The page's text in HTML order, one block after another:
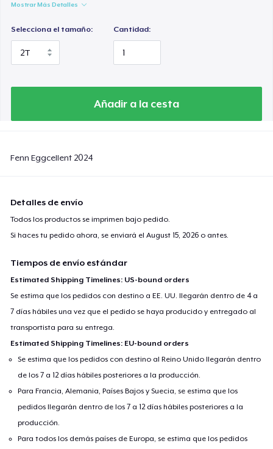
Mostrar Más Detalles
Selecciona el tamaño: Cantidad:
Añadir a la cesta
Fenn Eggcellent 2024
Detalles de envío
Todos los productos se imprimen bajo pedido.
Si haces tu pedido ahora, se enviará elAugust 15, 2026 o antes.
Tiempos de envío estándar
Estimated Shipping Timelines: US-bound orders
Se estima que los pedidos con destino a EE. UU. llegarán dentro de 4 a
7 días hábiles una vez que el pedido se haya producido y entregado al
transportista para su entrega.
Estimated Shipping Timelines: EU-bound orders
Se estima que los pedidos con destino al Reino Unido llegarán dentro
de los 7 a 12 días hábiles posteriores a la producción.
Para Francia, Alemania, Países Bajos y Suecia, se estima que los
pedidos llegarán dentro de los 7 a 12 días hábiles posteriores a la
producción.
Para todos los demás países de Europa, se estima que los pedidos